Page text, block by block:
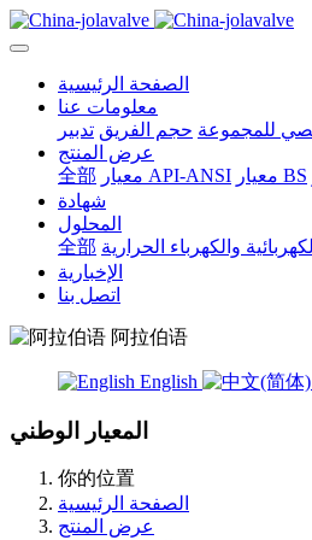
الصفحة الرئيسية
معلومات عنا
للمجموعة حجم الفريق تدبير
عرض المنتج
全部
معيار API-ANSI معيار BS
شهادة
المحلول
全部 والكهرباء الحرارية
الإخبارية
اتصل بنا
阿拉伯语
English
المعيار الوطني
你的位置
الصفحة الرئيسية
عرض المنتج